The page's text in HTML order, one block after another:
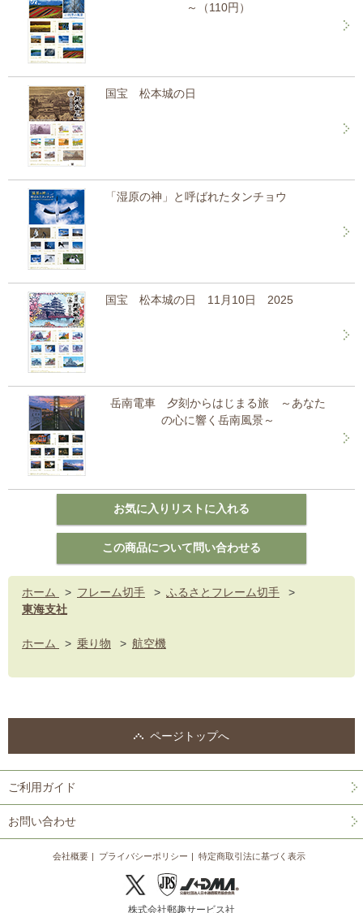
～（110円）
国宝 松本城の日
「湿原の神」と呼ばれたタンチョウ
国宝 松本城の日 11月10日 2025
岳南電車 夕刻からはじまる旅 ～あなた
の心に響く岳南風景～
ホーム > フレーム切手 > ふるさとフレーム切手
>
東海支社
ホーム > 乗り物 > 航空機
ページトップへ
ご利用ガイド
お問い合わせ
会社概要 プライバシーポリシー 特定商取引法に基づく表示
株式会社郵趣サービス社